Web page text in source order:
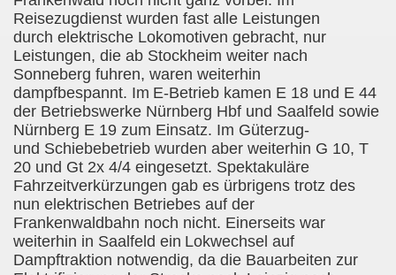
Reisezugdienst wurden fast alle Leistungen
durch elektrische Lokomotiven gebracht, nur
Leistungen, die ab Stockheim weiter nach
Sonneberg fuhren, waren weiterhin
dampfbespannt. Im E-Betrieb kamen E 18 und E 44
der Betriebswerke Nürnberg Hbf und Saalfeld sowie
Nürnberg E 19 zum Einsatz. Im Güterzug-
und Schiebebetrieb wurden aber weiterhin G 10, T
20 und Gt 2x 4/4 eingesetzt. Spektakuläre
Fahrzeitverkürzungen gab es ürbrigens trotz des
nun elektrischen Betriebes auf der
Frankenwaldbahn noch nicht. Einerseits war
weiterhin in Saalfeld ein Lokwechsel auf
Dampftraktion notwendig, da die Bauarbeiten zur